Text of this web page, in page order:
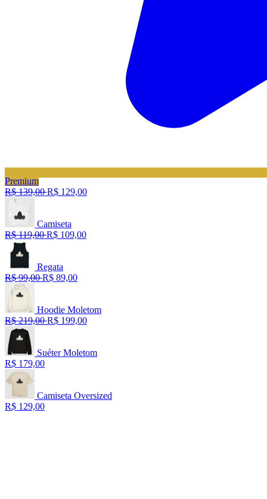
Premium
R$ 139,00 R$ 129,00
Camiseta
R$ 119,00 R$ 109,00
Regata
R$ 99,00 R$ 89,00
Hoodie Moletom
R$ 219,00 R$ 199,00
Suéter Moletom
R$ 179,00
Camiseta Oversized
R$ 129,00